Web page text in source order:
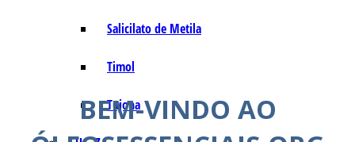
Salicilato de Metila
Timol
Tujona
BEM-VINDO AO